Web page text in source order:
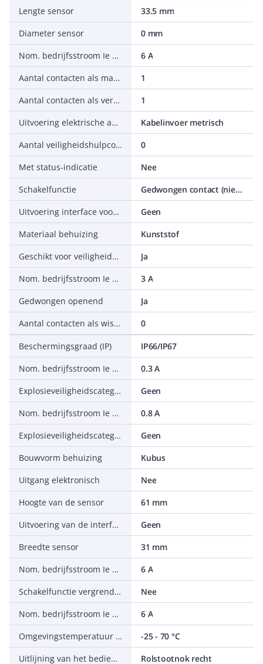
Lengte sensor
33.5 mm
Diameter sensor
0 mm
Nom. bedrijfsstroom Ie bij AC-15, 230 V
6 A
Aantal contacten als maakcontact
1
Aantal contacten als verbreekcontact
1
Uitvoering elektrische aansluiting
Kabelinvoer metrisch
Aantal veiligheidshulpcontacten
0
Met status-indicatie
Nee
Schakelfunctie
Gedwongen contact (niet momentgerelateerd)
Uitvoering interface voor veiligheidscommunicatie
Geen
Materiaal behuizing
Kunststof
Geschikt voor veiligheidsfunctie
Ja
Nom. bedrijfsstroom Ie bij DC-13, 24 V
3 A
Gedwongen openend
Ja
Aantal contacten als wisselcontact
0
Beschermingsgraad (IP)
IP66/IP67
Nom. bedrijfsstroom Ie bij DC-13, 230 V
0.3 A
Explosieveiligheidscategorie voor gas
Geen
Nom. bedrijfsstroom Ie bij DC-13, 125 V
0.8 A
Explosieveiligheidscategorie voor stof
Geen
Bouwvorm behuizing
Kubus
Uitgang elektronisch
Nee
Hoogte van de sensor
61 mm
Uitvoering van de interface
Geen
Breedte sensor
31 mm
Nom. bedrijfsstroom Ie bij AC-15 bij 125 V
6 A
Schakelfunctie vergrendelend
Nee
Nom. bedrijfsstroom Ie bij AC-15 bij 24 V
6 A
Omgevingstemperatuur tijdens bedrijf
-25 - 70 °C
Uitlijning van het bedieningselement
Rolstootnok recht